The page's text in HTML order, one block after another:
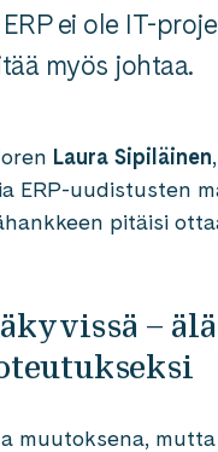
ei ole IT-
myös johtaa.
Laura Sipiläinen,
ERP-uudistusten
pitäisi
–
muutoksena,